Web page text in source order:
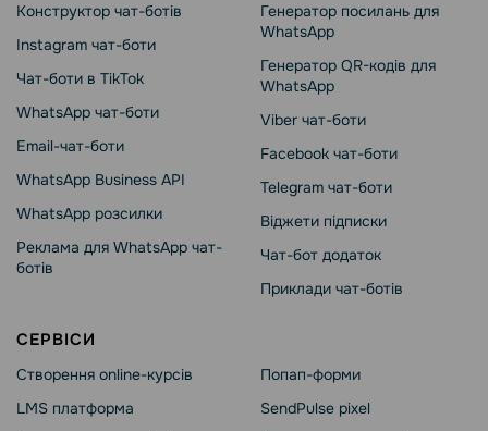
Конструктор чат-ботів
Instagram чат-боти
Чат-боти в TikTok
WhatsApp чат-боти
Email-чат-боти
WhatsApp Business API
WhatsApp розсилки
Реклама для WhatsApp чат-
ботів
Генератор посилань для
WhatsApp
Генератор QR-кодів для
WhatsApp
Viber чат-боти
Facebook чат-боти
Telegram чат-боти
Віджети підписки
Чат-бот додаток
Приклади чат-ботів
СЕРВІСИ
Створення online-курсів
LMS платформа
Попап-форми
SendPulse pixel